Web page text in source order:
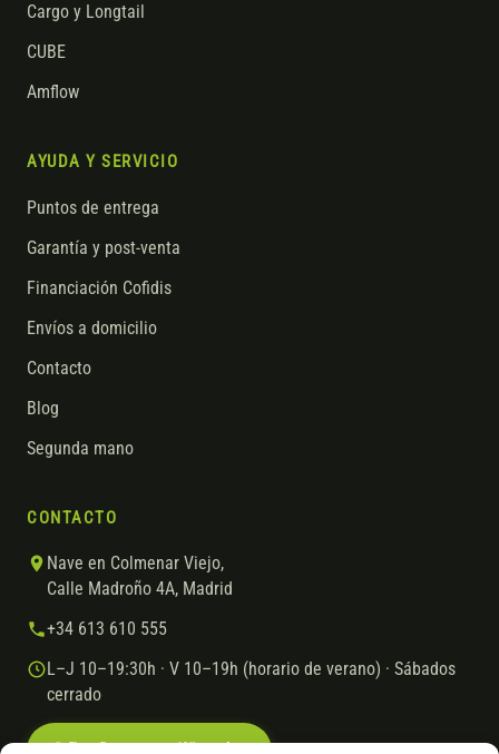
Cargo y Longtail
CUBE
Amflow
AYUDA Y SERVICIO
Puntos de entrega
Garantía y post-venta
Financiación Cofidis
Envíos a domicilio
Contacto
Blog
Segunda mano
CONTACTO
Nave en Colmenar Viejo,
Calle Madroño 4A, Madrid
+34 613 610 555
L–J 10–19:30h · V 10–19h (horario de verano) · Sábados
cerrado